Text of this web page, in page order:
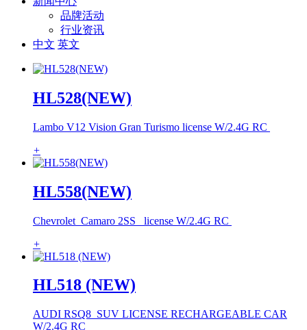
品牌活动
行业资讯
中文 英文
HL528(NEW)
Lambo V12 Vision Gran Turismo license W/2.4G RC
+
HL558(NEW)
Chevrolet Camaro 2SS license W/2.4G RC
+
HL518 (NEW)
AUDI RSQ8 SUV LICENSE RECHARGEABLE CAR
W/2.4G RC